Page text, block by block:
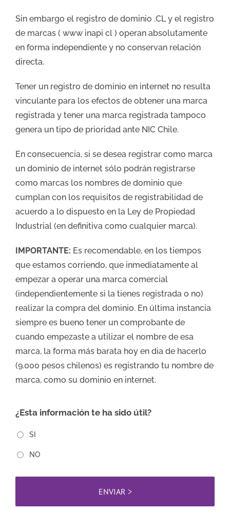
Sin embargo el registro de dominio .CL y el registro
de marcas ( www inapi cl ) operan absolutamente
en forma independiente y no conservan relación
directa.
Tener un registro de dominio en internet no resulta
vinculante para los efectos de obtener una marca
registrada y tener una marca registrada tampoco
genera un tipo de prioridad ante NIC Chile.
En consecuencia, si se desea registrar como marca
un dominio de internet sólo podrán registrarse
como marcas los nombres de dominio que
cumplan con los requisitos de registrabilidad de
acuerdo a lo dispuesto en la Ley de Propiedad
Industrial (en definitiva como cualquier marca).
IMPORTANTE: Es recomendable, en los tiempos
que estamos corriendo, que inmediatamente al
empezar a operar una marca comercial
(independientemente si la tienes registrada o no)
realizar la compra del dominio. En última instancia
siempre es bueno tener un comprobante de
cuando empezaste a utilizar el nombre de esa
marca, la forma más barata hoy en dia de hacerlo
(9.000 pesos chilenos) es registrando tu nombre de
marca, como su dominio en internet.
¿Esta información te ha sido útil?
SI
NO